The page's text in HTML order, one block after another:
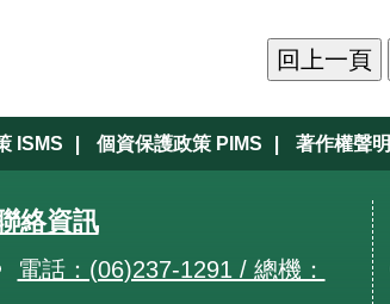
ISMS | 個資保護政策 PIMS | 著作權聲明
絡資訊
電話：(06)237-1291 / 總機：